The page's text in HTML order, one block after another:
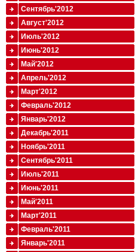
Сентябрь'2012
Август'2012
Июль'2012
Июнь'2012
Май'2012
Апрель'2012
Март'2012
Февраль'2012
Январь'2012
Декабрь'2011
Ноябрь'2011
Сентябрь'2011
Июль'2011
Июнь'2011
Май'2011
Март'2011
Февраль'2011
Январь'2011